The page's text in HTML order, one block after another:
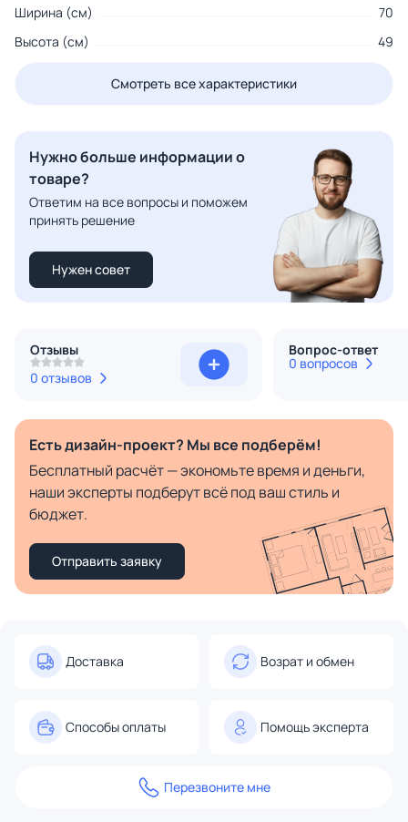
Ширина (см)
70
Высота (см)
49
Смотреть все характеристики
Нужно больше информации о
товаре?
Ответим на все вопросы и поможем
принять решение
Нужен совет
Отзывы
0 отзывов
Вопрос-ответ
0 вопросов
Есть дизайн-проект? Мы все подберём!
Бесплатный расчёт — экономьте время и деньги,
наши эксперты подберут всё под ваш стиль и
бюджет.
Отправить заявку
Доставка Возрат и обмен
Способы оплаты Помощь эксперта
Перезвоните мне